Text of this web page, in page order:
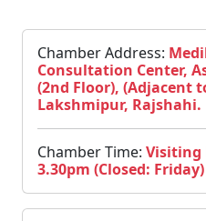
Chamber Address:
Consultation Center,
(2nd Floor), (Adjacent
Lakshmipur, Rajshahi.
Chamber Time: Visiting
3.30pm (Closed: Friday)